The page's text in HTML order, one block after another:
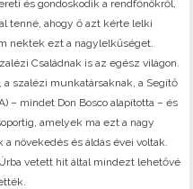
és gondoskodik a rendfőnökről,
tenné, ahogy ő azt kérte lelki
nektek ezt a nagylelkűséget.
Családnak is az egész világon.
szalézi munkatársaknak, a Segítő
– mindet Don Bosco alapította – és
amelyek ma ezt a nagy
növekedés és áldás évei voltak.
vetett hit által mindezt lehetővé